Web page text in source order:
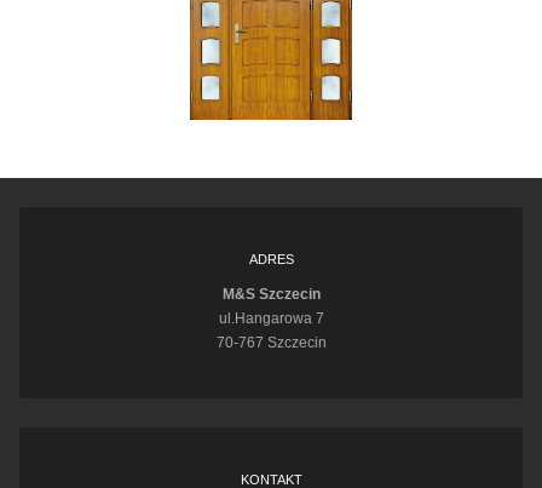
ADRES
M&S Szczecin
ul.Hangarowa 7
70-767 Szczecin
KONTAKT